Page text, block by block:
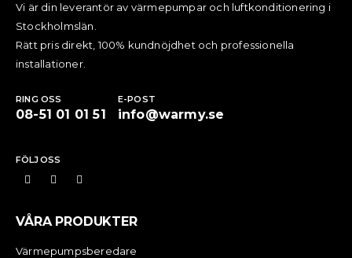
Vi är din leverantör av värmepumpar och luftkonditionering i
Stockholmslän.
Rätt pris direkt, 100% kundnöjdhet och professionella
installationer.
RING OSS
08-51 01 01 51
E-POST
info@warmy.se
FÖLJ OSS
VÅRA PRODUKTER
Värmepumpsberedare